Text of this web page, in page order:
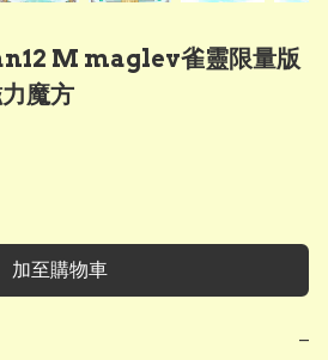
M maglev雀靈限量版
魔方
加至購物車
−